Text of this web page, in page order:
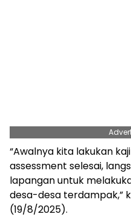
“Awalnya kita lakukan
assessment selesai,
lapangan untuk
desa-desa terdampak,”
(19/8/2025).